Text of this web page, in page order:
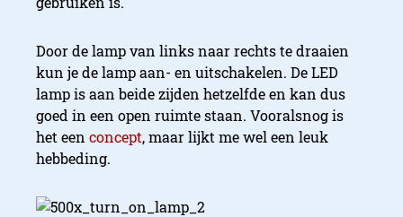
Door de lamp van links naar rechts te draaien
kun je de lamp aan- en uitschakelen. De LED
lamp is aan beide zijden hetzelfde en kan dus
goed in een open ruimte staan. Vooralsnog is
het een concept, maar lijkt me wel een leuk
hebbeding.